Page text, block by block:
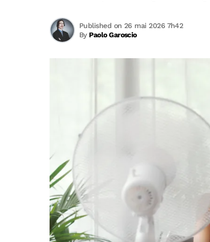
By Paolo Garoscio
Published on 26 mai 2026 7h42